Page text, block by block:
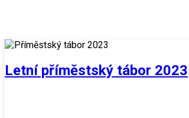
Letní příměstský tábor 2023